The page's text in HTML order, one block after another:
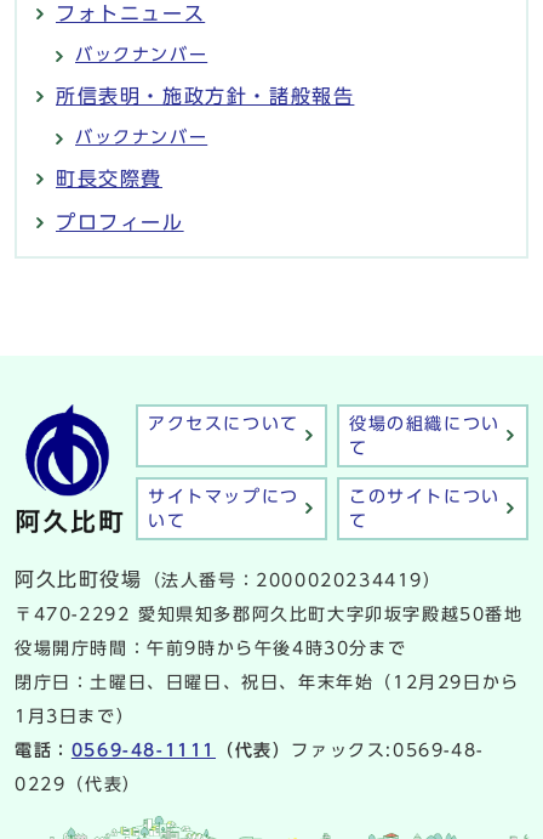
フォトニュース
バックナンバー
所信表明・施政方針・諸般報告
バックナンバー
町長交際費
プロフィール
アクセスについて
役場の組織につい
て
サイトマップにつ
いて
このサイトについ
て
阿久比町役場
（法人番号：2000020234419）
〒470-2292 愛知県知多郡阿久比町大字卯坂字殿越50番地
役場開庁時間：午前9時から午後4時30分まで
閉庁日：土曜日、日曜日、祝日、年末年始（12月29日から
1月3日まで）
電話： 0569-48-1111 （代表） ファックス:0569-48-
0229（代表）